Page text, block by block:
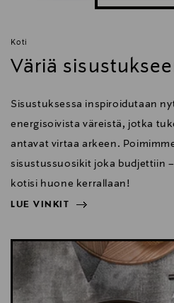
Koti
Väriä
Sisustuksessa inspiroidutaan
energisoivista väreistä, jotka
antavat virtaa arkeen.
sisustussuosikit joka budjettiin
kotisi huone kerrallaan!
LUE VINKIT
LUE VINKIT